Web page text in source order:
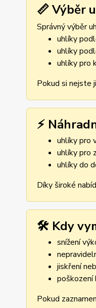
📏 Výběr
Správný výběr
uhlíky
uhlíky
uhlíky pro
Pokud si nejste
⚡
uhlíky pro
uhlíky pro
uhlíky do
Díky široké
🛠️ Kdy
snížení
jiskření
poškození
Pokud